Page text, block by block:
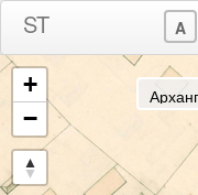
A
+
−